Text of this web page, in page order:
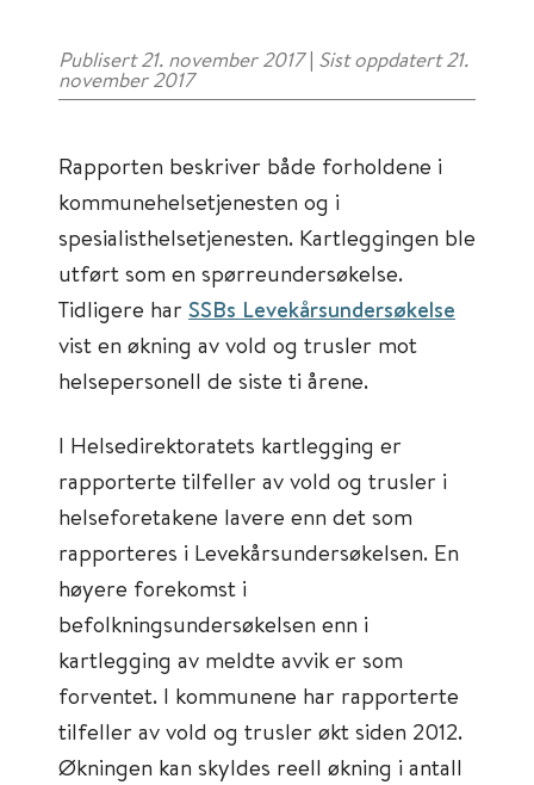
Publisert 21. november 2017 | Sist oppdatert 21.
november 2017
Rapporten beskriver både forholdene i
kommunehelsetjenesten og i
spesialisthelsetjenesten. Kartleggingen ble
utført som en spørreundersøkelse.
Tidligere har SSBs Levekårsundersøkelse
vist en økning av vold og trusler mot
helsepersonell de siste ti årene.
I Helsedirektoratets kartlegging er
rapporterte tilfeller av vold og trusler i
helseforetakene lavere enn det som
rapporteres i Levekårsundersøkelsen. En
høyere forekomst i
befolkningsundersøkelsen enn i
kartlegging av meldte avvik er som
forventet. I kommunene har rapporterte
tilfeller av vold og trusler økt siden 2012.
Økningen kan skyldes reell økning i antall